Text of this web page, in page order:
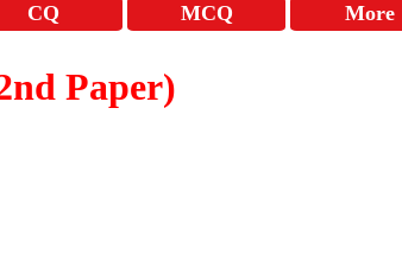
CQ MCQ More
2nd Paper)